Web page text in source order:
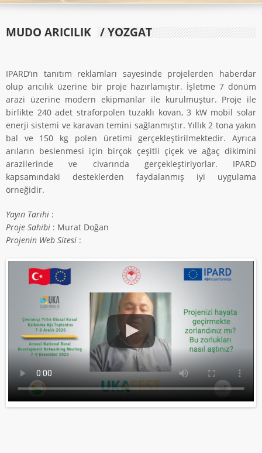
MUDO ARICILIK / YOZGAT
IPARD’ın tanıtım reklamları sayesinde projelerden haberdar
olup arıcılık üzerine bir proje hazırlamıştır. İşletme 7 dönüm
arazi üzerine modern ekipmanlar ile kurulmuştur. Proje ile
birlikte 240 adet straforpolen tuzaklı kovan, 3 kW mobil solar
enerji sistemi ve karavan temini sağlanmıştır. Yıllık 2 tona yakın
bal ve 150 kg polen üretimi gerçekleştirilmektedir. Ayrıca
arıların beslenmesi için birçok çeşitli çiçek ve ağaç dikimini
arazilerinde ve civarında gerçekleştiriyorlar. IPARD
kapsamındaki desteklerden faydalanmış iyi uygulama
örneğidir.
Yayın Tarihi :
Proje Sahibi : Murat Doğan
Projenin Web Sitesi :